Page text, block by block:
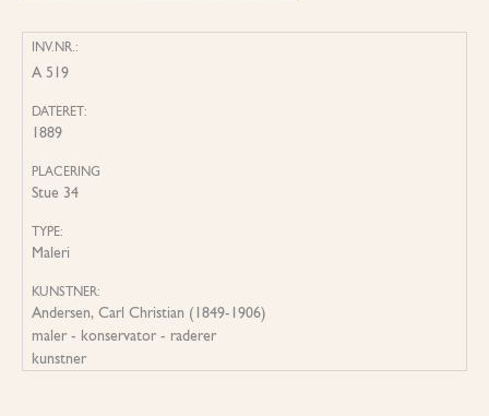
INV.NR.:
A 519
DATERET:
1889
PLACERING
Stue 34
TYPE:
Maleri
KUNSTNER:
Andersen, Carl Christian (1849-1906)
maler - konservator - raderer
kunstner